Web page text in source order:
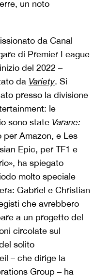
un noto
da Canal
di Premier League
del 2022 –
da Variety. Si
presso la divisione
le
sono state Varane:
per Amazon, e Les
Epic, per TF1 e
ha spiegato
molto speciale
Gabriel e Christian
che avrebbero
a un progetto del
circolate sul
solito
– che dirige la
Group – ha